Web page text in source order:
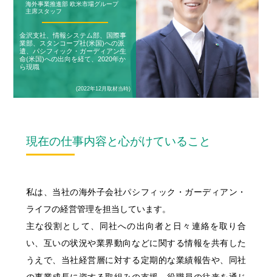
アニメで学ぶ!
生命保険ビジネス基礎講座
はじめて学ぶ！
生命保険ビジネス基礎講座
MEIJIYASUDA インターンシップ 2025
明治安田について Top
社長メッセージ
私たちの想い
明治安田フィロソフィー
明治安田が注力する取組み
11の働くフィールド
明治安田の人々
明治安田の人々 Top
女性職員に会いに行こう！
同期対談
女性スタッフ座談会
採用担当者メッセージ
採用情報
採用情報 Top
募集要項・応募(エントリー)方法
Q&A
海外事業推進部 欧米市場グループ
主席スタッフ
金沢支社、情報システム部、国際事
業部、スタンコープ社(米国)への派
遣、パシフィック・ガーディアン生
命(米国)への出向を経て、2020年か
ら現職
(2022年12月取材当時)
現在の仕事内容と心がけていること
私は、当社の海外子会社パシフィック・ガーディアン・
ライフの経営管理を担当しています。
主な役割として、同社への出向者と日々連絡を取り合
い、互いの状況や業界動向などに関する情報を共有した
うえで、当社経営層に対する定期的な業績報告や、同社